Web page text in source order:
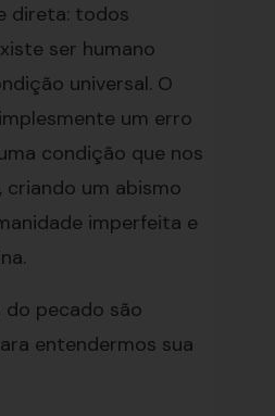
direta: todos
ser humano
universal. O
um erro
condição que nos
criando um abismo
imperfeita e
do pecado são
entendermos sua